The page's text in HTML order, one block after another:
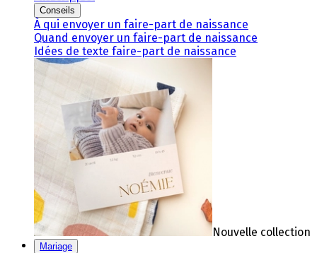
Conseils
À qui envoyer un faire-part de naissance
Quand envoyer un faire-part de naissance
Idées de texte faire-part de naissance
Nouvelle collection
Mariage